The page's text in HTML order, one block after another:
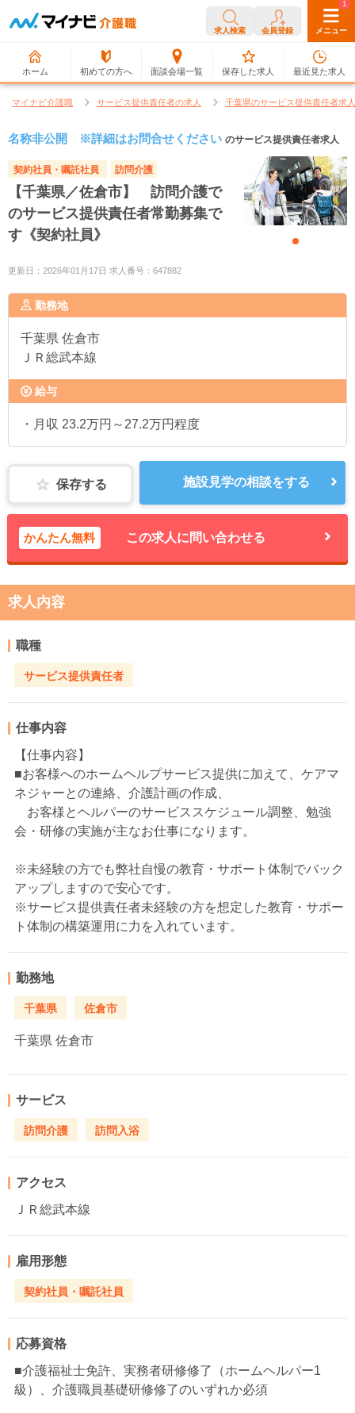
求人検索 会員登録 メニュー
ホーム 初めての方へ 面談会場一覧
0
保存した求人
1
最近見た求人
マイナビ介護職 サービス提供責任者の求人 千葉県のサービス提供責任者求人
名称非公開 ※詳細はお問合せください のサービス提供責任者求人
契約社員・嘱託社員 訪問介護
【千葉県／佐倉市】 訪問介護で
のサービス提供責任者常勤募集で
す《契約社員》
更新日：2026年01月17日 求人番号：647882
勤務地
千葉県 佐倉市
ＪＲ総武本線
給与
・月収 23.2万円～27.2万円程度
保存する 施設見学の相談をする
かんたん無料 この求人に問い合わせる
求人内容
職種
サービス提供責任者
仕事内容
【仕事内容】
■お客様へのホームヘルプサービス提供に加えて、ケアマ
ネジャーとの連絡、介護計画の作成、
お客様とヘルパーのサービススケジュール調整、勉強
会・研修の実施が主なお仕事になります。
※未経験の方でも弊社自慢の教育・サポート体制でバック
アップしますので安心です。
※サービス提供責任者未経験の方を想定した教育・サポー
ト体制の構築運用に力を入れています。
勤務地
千葉県 佐倉市
千葉県 佐倉市
サービス
訪問介護 訪問入浴
アクセス
ＪＲ総武本線
雇用形態
契約社員・嘱託社員
応募資格
■介護福祉士免許、実務者研修修了（ホームヘルパー1
級）、介護職員基礎研修修了のいずれか必須